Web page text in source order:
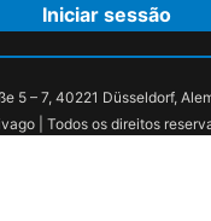
Iniciar sessão
5 – 7, 40221 Düsseldorf,
| Todos os direitos